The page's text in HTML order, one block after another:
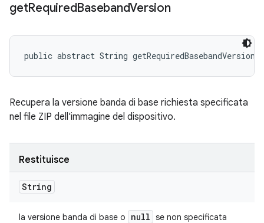
getRequiredBasebandVersion
public abstract String getRequiredBasebandVersion
Recupera la versione banda di base richiesta specificata
nel file ZIP dell'immagine del dispositivo.
Restituisce
String
la versione banda di base o null se non specificata